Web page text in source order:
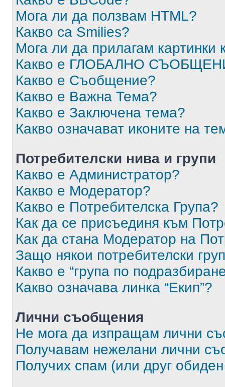
Мога ли да ползвам HTML?
Какво са Smilies?
Мога ли да прилагам
Какво е ГЛОБАЛНО
Какво е Съобщение?
Какво е Важна Тема?
Какво е Заключена тема?
Какво означават иконите на
Потребителски нива и групи
Какво е Администратор?
Какво е Модератор?
Какво е Потребителска Група?
Как да се присъединя към
Как да стана Модератор на
Защо някои потребителски
Какво е “група по
Какво означава линка “Екип”?
Лични съобщения
Не мога да изпращам лични
Получавам нежелани лични
Получих спам (или друг